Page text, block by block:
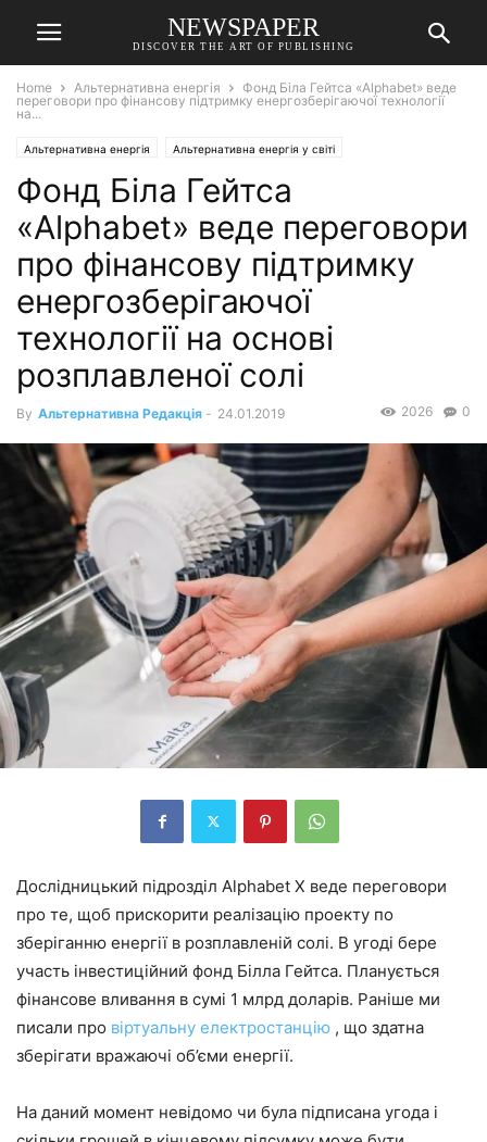
NEWSPAPER
DISCOVER THE ART OF PUBLISHING
Home Альтернативна енергія
Фонд Біла Гейтса «Alphabet» веде
переговори про фінансову підтримку енергозберігаючої технології
на...
Альтернативна енергія Альтернативна енергія у світі
Ідеї для енергонезалежності
Фонд Біла Гейтса
«Alphabet» веде переговори
про фінансову підтримку
енергозберігаючої
технології на основі
розплавленої солі
By Альтернативна Редакція - 24.01.2019 0
2026
Дослідницький підрозділ Alphabet X веде переговори
про те, щоб прискорити реалізацію проекту по
зберіганню енергії в розплавленій солі. В угоді бере
участь інвестиційний фонд Білла Гейтса. Планується
фінансове вливання в сумі 1 млрд доларів. Раніше ми
писали про віртуальну електростанцію , що здатна
зберігати вражаючі об’єми енергії.
На даний момент невідомо чи була підписана угода і